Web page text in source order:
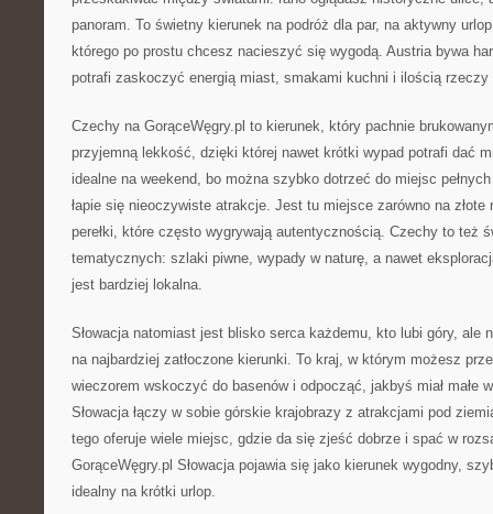
panoram. To świetny kierunek na podróż dla par, na aktywny
którego po prostu chcesz nacieszyć się wygodą. Austria bywa
potrafi zaskoczyć energią miast, smakami kuchni i ilością rzeczy
Czechy na GorąceWęgry.pl to kierunek, który pachnie
przyjemną lekkość, dzięki której nawet krótki wypad potrafi dać
idealne na weekend, bo można szybko dotrzeć do miejsc
łapie się nieoczywiste atrakcje. Jest tu miejsce zarówno na
perełki, które często wygrywają autentycznością. Czechy to też
tematycznych: szlaki piwne, wypady w naturę, a nawet
jest bardziej lokalna.
Słowacja natomiast jest blisko serca każdemu, kto lubi góry, ale
na najbardziej zatłoczone kierunki. To kraj, w którym możesz
wieczorem wskoczyć do basenów i odpocząć, jakbyś miał małe
Słowacja łączy w sobie górskie krajobrazy z atrakcjami pod
tego oferuje wiele miejsc, gdzie da się zjeść dobrze i spać w
GorąceWęgry.pl Słowacja pojawia się jako kierunek wygodny,
idealny na krótki urlop.